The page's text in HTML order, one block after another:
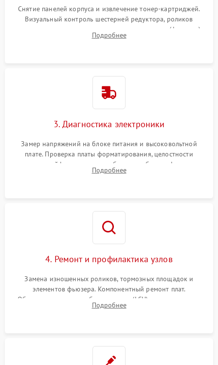
Снятие панелей корпуса и извлечение тонер-картриджей.
Визуальный контроль шестерней редуктора, роликов
захвата, термопленки и прижимного вала в печи (фьюзере).
Проверка оптики сканера на загрязнения.
Подробнее
3. Диагностика электроники
Замер напряжений на блоке питания и высоковольтной
плате. Проверка платы форматирования, целостности
плоских шлейфов сканера и работоспособности флажков и
оптопар (датчиков прохождения бумаги).
Подробнее
4. Ремонт и профилактика узлов
Замена изношенных роликов, тормозных площадок и
элементов фьюзера. Компонентный ремонт плат.
Обязательная очистка блока лазера (LSU), зеркал и тракта
печати от просыпанного тонера и бумажной пыли.
Подробнее